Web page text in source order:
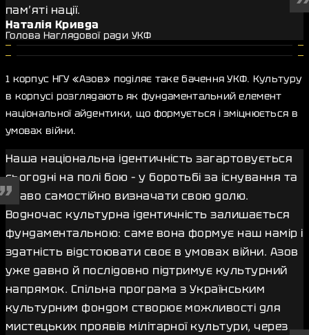
пам’яті нації.
Наталія Кривда
Голова Наглядової ради УКФ
1 корпус НГУ «Азов» поділяє таке бачення УКФ. Культуру
в корпусі розглядають як фундаментальний елемент
національної айдентики, що формується і зміцнюється в
умовах війни.
Наша національна ідентичність загартовується
сьогодні на полі бою– у боротьбі за існування та
право самостійно визначати свою долю.
Водночас культурна ідентичність залишається
фундаментальною: саме вона формує наш намір і
здатність відстоювати своє в умовах війни. Азов
уже давно й послідовно підтримує культурний
напрямок. Спільна програма з Українським
культурним фондом створює можливості для
мистецьких проявів мілітарної культури, через